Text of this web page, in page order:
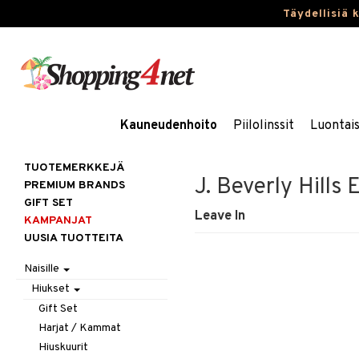
Täydellisiä
Kauneudenhoito Piilolinssit
J. Beverly Hills
Leave In
TUOTEMERKKEJÄ
PREMIUM BRANDS
GIFT SET
KAMPANJAT
UUSIA TUOTTEITA
Naisille
Hiukset
Gift Set
Harjat / Kammat
Hiuskuurit